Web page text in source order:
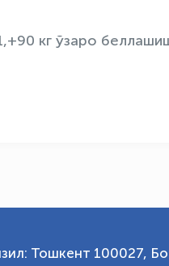
кг ўзаро
Тошкент 100027,